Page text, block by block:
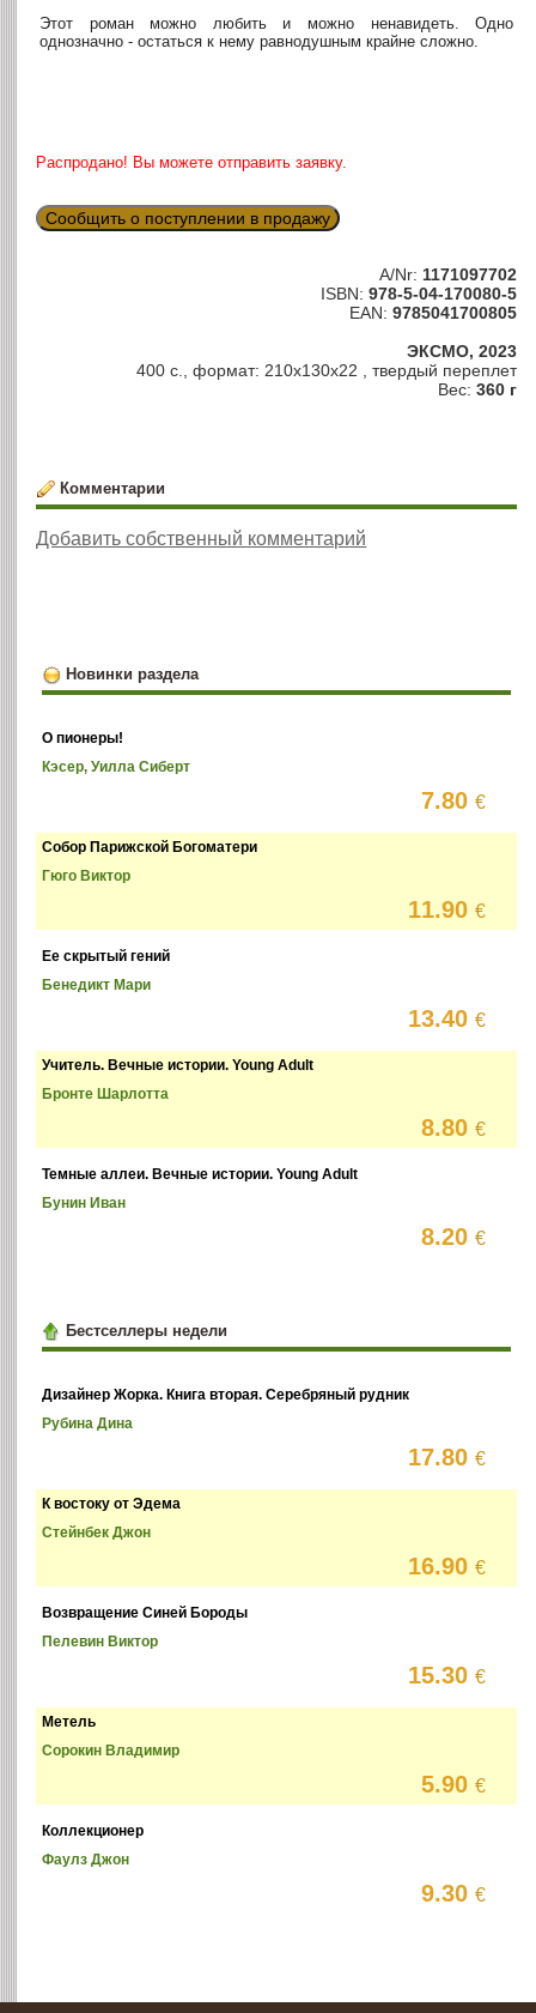
Этот роман можно любить и можно ненавидеть. Одно
однозначно - остаться к нему равнодушным крайне сложно.
Распродано! Вы можете отправить заявку.
Сообщить о поступлении в продажу
A/Nr: 1171097702
ISBN: 978-5-04-170080-5
EAN: 9785041700805
ЭКСМО, 2023
400 с., формат: 210x130x22 , твердый переплет
Вес: 360 г
Комментарии
Добавить собственный комментарий
Новинки раздела
О пионеры!
Кэсер, Уилла Сиберт
7.80€
Собор Парижской Богоматери
Гюго Виктор
11.90€
Ее скрытый гений
Бенедикт Мари
13.40€
Учитель. Вечные истории. Young Adult
Бронте Шарлотта
8.80€
Темные аллеи. Вечные истории. Young Adult
Бунин Иван
8.20€
Бестселлеры недели
Дизайнер Жорка. Книга вторая. Серебряный рудник
Рубина Дина
17.80€
К востоку от Эдема
Стейнбек Джон
16.90€
Возвращение Синей Бороды
Пелевин Виктор
15.30€
Метель
Сорокин Владимир
5.90€
Коллекционер
Фаулз Джон
9.30€